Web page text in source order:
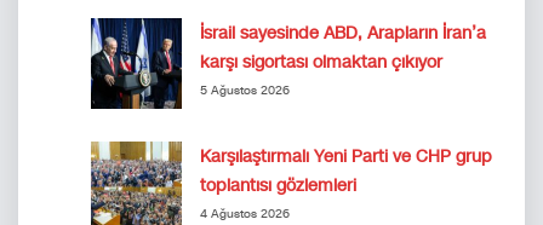
İsrail sayesinde ABD, Arapların İran’a
karşı sigortası olmaktan çıkıyor
5 Ağustos 2026
Karşılaştırmalı Yeni Parti ve CHP grup
toplantısı gözlemleri
4 Ağustos 2026